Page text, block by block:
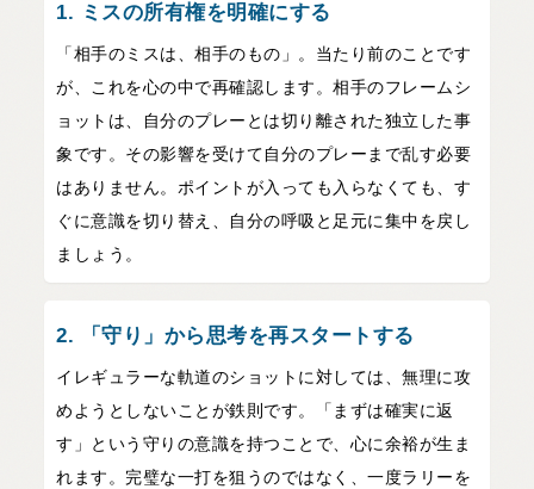
1. ミスの所有権を明確にする
「相手のミスは、相手のもの」。当たり前のことです
が、これを心の中で再確認します。相手のフレームシ
ョットは、自分のプレーとは切り離された独立した事
象です。その影響を受けて自分のプレーまで乱す必要
はありません。ポイントが入っても入らなくても、す
ぐに意識を切り替え、自分の呼吸と足元に集中を戻し
ましょう。
2. 「守り」から思考を再スタートする
イレギュラーな軌道のショットに対しては、無理に攻
めようとしないことが鉄則です。「まずは確実に返
す」という守りの意識を持つことで、心に余裕が生ま
れます。完璧な一打を狙うのではなく、一度ラリーを